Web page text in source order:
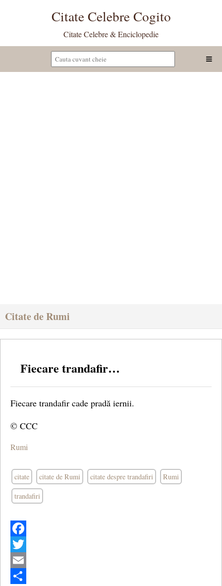
Citate Celebre Cogito
Citate Celebre & Enciclopedie
Citate de Rumi
Fiecare trandafir…
Fiecare trandafir cade pradă iernii.
© CCC
Rumi
citate citate de Rumi citate despre trandafiri Rumi
trandafiri
Facebook
Twitter
Email